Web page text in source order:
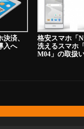
済、
入へ
格安スマホ
洗えるスマホ
M04」の取扱